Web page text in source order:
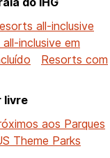
all-inclusive
inclusive em
Resorts com
livre
aos Parques
Theme Parks